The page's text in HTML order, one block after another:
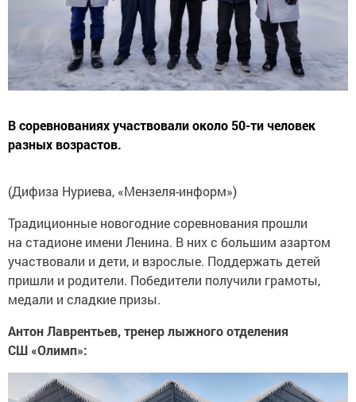
В соревнованиях участвовали около 50-ти человек
разных возрастов.
(Дифиза Нуриева, «Мензеля-информ»)
Традиционные новогодние соревнования прошли
на стадионе имени Ленина. В них с большим азартом
участвовали и дети, и взрослые. Поддержать детей
пришли и родители. Победители получили грамоты,
медали и сладкие призы.
Антон Лаврентьев, тренер лыжного отделения
СШ «Олимп»: